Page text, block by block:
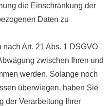
die Einschränkung der
Daten zu
Art. 21 Abs. 1 DSGVO
zwischen Ihren und
werden. Solange noch
überwiegen, haben Sie
der Verarbeitung Ihrer